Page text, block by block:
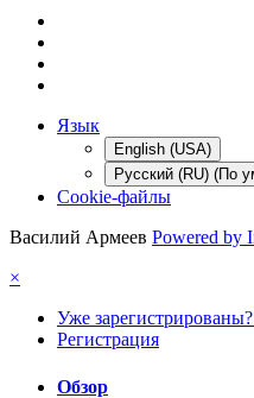
Язык
English (USA)
Русский (RU) (По
Cookie-файлы
Василий Армеев Powered by
×
Уже
Регистрация
Обзор